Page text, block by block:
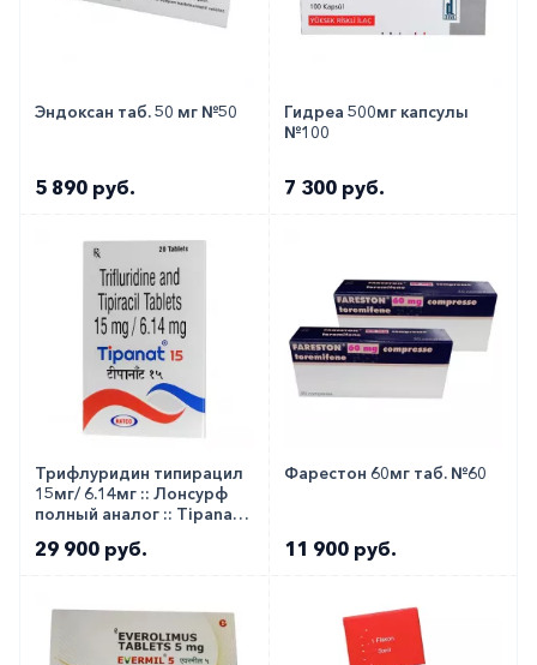
Эндоксан таб. 50 мг №50
5 890 руб.
Гидреа 500мг капсулы
№100
7 300 руб.
Трифлуридин типирацил
15мг/ 6.14мг :: Лонсурф
полный аналог :: Tipanat
29 900 руб.
Фарестон 60мг таб. №60
11 900 руб.